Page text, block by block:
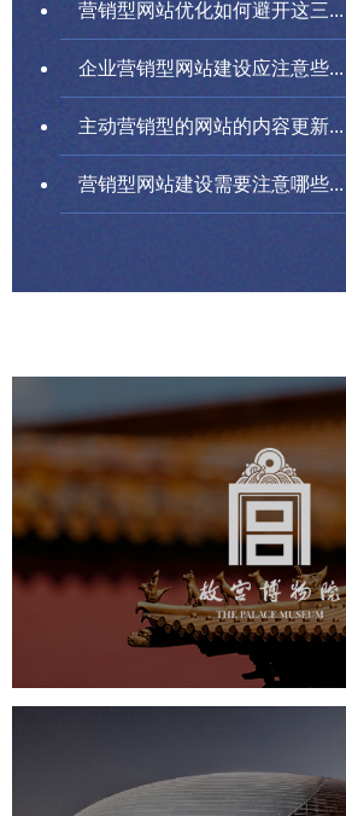
营销型网站优化如何避开这三...
企业营销型网站建设应注意些...
主动营销型的网站的内容更新...
营销型网站建设需要注意哪些...
故宫博物
文化艺术 博物馆 智慧博物馆
景区网站建设
文创商城 万能